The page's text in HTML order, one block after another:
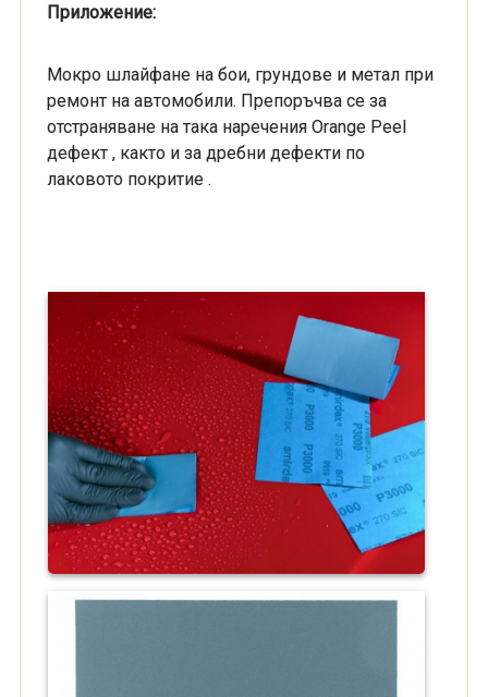
Приложение:
Мокро шлайфане на бои, грундове и метал при
ремонт на автомобили. Препоръчва се за
отстраняване на така наречения Orange Peel
дефект , както и за дребни дефекти по
лаковото покритие .